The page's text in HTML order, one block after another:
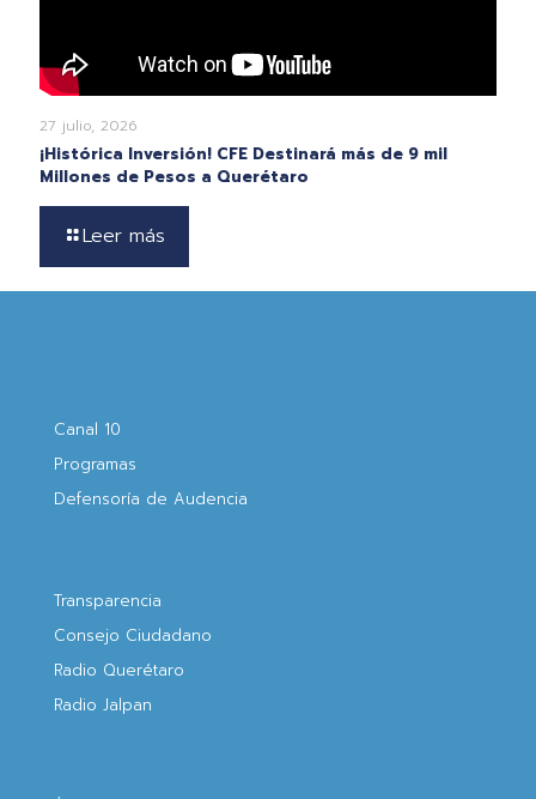
27 julio, 2026
¡Histórica Inversión! CFE Destinará más de 9 mil
Millones de Pesos a Querétaro
Leer más
Canal 10
Programas
Defensoría de Audencia
Transparencia
Consejo Ciudadano
Radio Querétaro
Radio Jalpan